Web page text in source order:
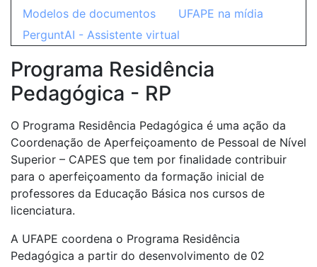
Programa Residência
Pedagógica - RP
O Programa Residência Pedagógica é uma ação da
Coordenação de Aperfeiçoamento de Pessoal de Nível
Superior – CAPES que tem por finalidade contribuir
para o aperfeiçoamento da formação inicial de
professores da Educação Básica nos cursos de
licenciatura.
A UFAPE coordena o Programa Residência
Pedagógica a partir do desenvolvimento de 02
Modelos de documentos
UFAPE na mídia
PerguntAI - Assistente virtual